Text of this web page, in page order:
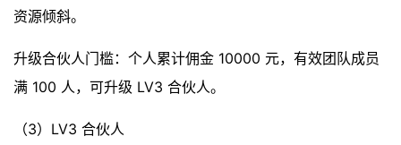
资源倾斜。
升级合伙人门槛：个人累计佣金 10000 元，有效团队成员
满 100 人，可升级 LV3 合伙人。
（3）LV3 合伙人